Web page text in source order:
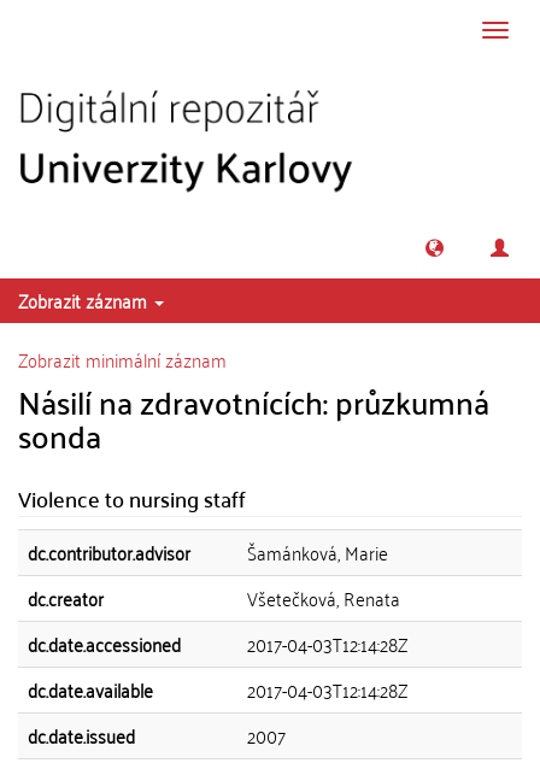
Zobrazit záznam
Zobrazit minimální záznam
Násilí na zdravotnících: průzkumná
sonda
Violence to nursing staff
dc.contributor.advisor
Šamánková, Marie
dc.creator
Všetečková, Renata
dc.date.accessioned
2017-04-03T12:14:28Z
dc.date.available
2017-04-03T12:14:28Z
dc.date.issued
2007